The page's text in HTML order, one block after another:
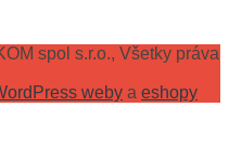
spol s.r.o., Všetky práva
weby a eshopy